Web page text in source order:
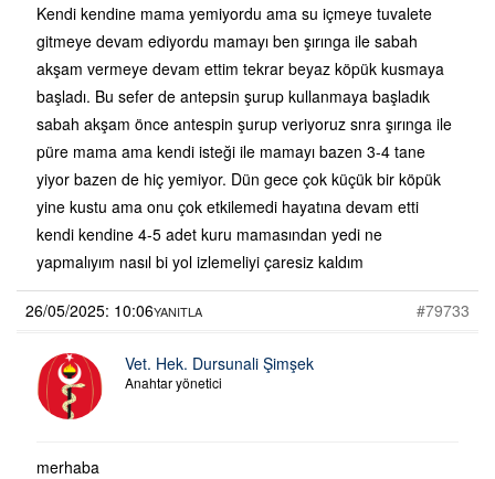
Kendi kendine mama yemiyordu ama su içmeye tuvalete
gitmeye devam ediyordu mamayı ben şırınga ile sabah
akşam vermeye devam ettim tekrar beyaz köpük kusmaya
başladı. Bu sefer de antepsin şurup kullanmaya başladık
sabah akşam önce antespin şurup veriyoruz snra şırınga ile
püre mama ama kendi isteği ile mamayı bazen 3-4 tane
yiyor bazen de hiç yemiyor. Dün gece çok küçük bir köpük
yine kustu ama onu çok etkilemedi hayatına devam etti
kendi kendine 4-5 adet kuru mamasından yedi ne
yapmalıyım nasıl bi yol izlemeliyi çaresiz kaldım
26/05/2025: 10:06 #79733
YANITLA
Vet. Hek. Dursunali Şimşek
Anahtar yönetici
merhaba